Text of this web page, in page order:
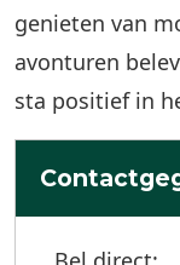
genieten van
avonturen
sta positief in